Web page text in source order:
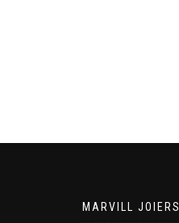
MARVILL JOIERS